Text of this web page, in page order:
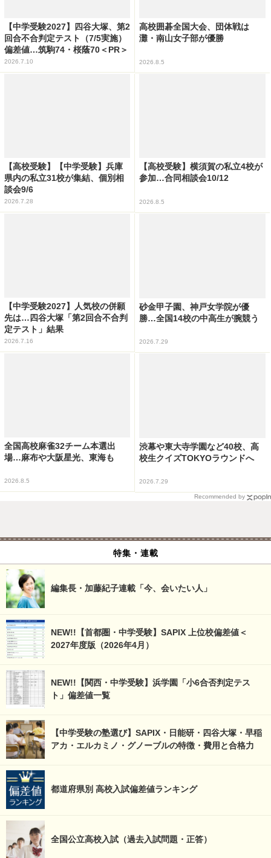
【中学受験2027】四谷大塚、第2
回合不合判定テスト（7/5実施）
偏差値…筑駒74・桜蔭70＜PR＞
2026.7.10
高校囲碁全国大会、団体戦は
灘・南山女子部が優勝
2026.8.5
【高校受験】【中学受験】兵庫
県内の私立31校が集結、個別相
談会9/6
2026.7.28
【高校受験】横須賀の私立4校が
参加…合同相談会10/12
2026.8.5
【中学受験2027】人気校の併願
先は…四谷大塚「第2回合不合判
定テスト」結果
2026.7.16
砂金甲子園、神戸女学院が優
勝…全国14校の中高生が腕競う
2026.7.29
全国高校麻雀32チーム本選出
場…麻布や大阪星光、東海も
2026.8.5
渋幕や東大寺学園など40校、高
校生クイズTOKYOラウンドへ
2026.7.29
Recommended by
特集・連載
編集長・加藤紀子連載「今、会いたい人」
NEW!!【首都圏・中学受験】SAPIX 上位校偏差値＜
2027年度版（2026年4月）
NEW!!【関西・中学受験】浜学園「小6合否判定テス
ト」偏差値一覧
【中学受験の塾選び】SAPIX・日能研・四谷大塚・早稲
アカ・エルカミノ・グノーブルの特徴・費用と合格力
都道府県別 高校入試偏差値ランキング
全国公立高校入試（過去入試問題・正答）